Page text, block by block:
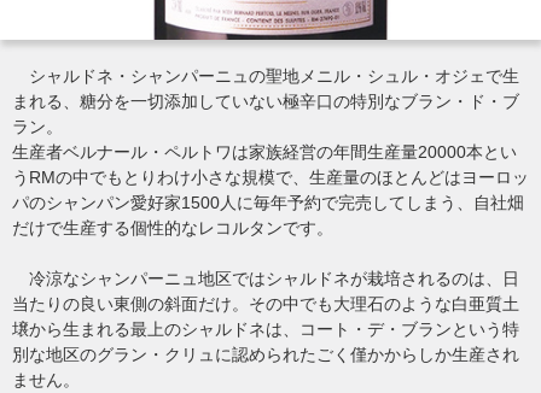
シャルドネ・シャンパーニュの聖地メニル・シュル・オジェで生
まれる、糖分を一切添加していない極辛口の特別なブラン・ド・ブ
ラン。
生産者ベルナール・ペルトワは家族経営の年間生産量20000本とい
うRMの中でもとりわけ小さな規模で、生産量のほとんどはヨーロッ
パのシャンパン愛好家1500人に毎年予約で完売してしまう、自社畑
だけで生産する個性的なレコルタンです。
冷涼なシャンパーニュ地区ではシャルドネが栽培されるのは、日
当たりの良い東側の斜面だけ。その中でも大理石のような白亜質土
壌から生まれる最上のシャルドネは、コート・デ・ブランという特
別な地区のグラン・クリュに認められたごく僅かからしか生産され
ません。